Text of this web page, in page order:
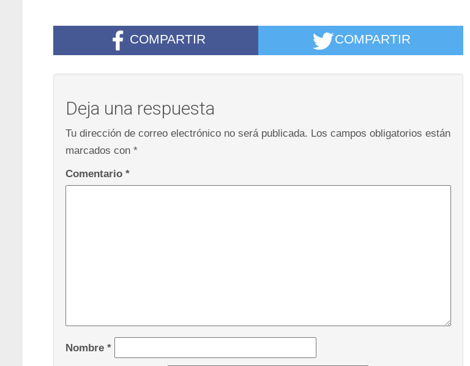
COMPARTIR COMPARTIR
Deja una respuesta
Tu dirección de correo electrónico no será publicada. Los campos obligatorios están
marcados con *
Comentario *
Nombre *